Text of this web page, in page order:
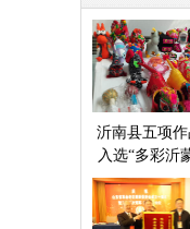
沂南县五项
入选“多彩沂
艺术成